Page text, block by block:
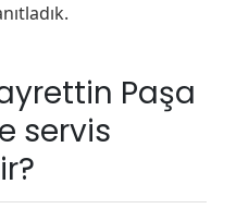
Paşa
servis